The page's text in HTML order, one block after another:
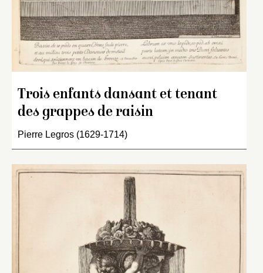
Trois enfants dansant et tenant
des grappes de raisin
Pierre Legros (1629-1714)